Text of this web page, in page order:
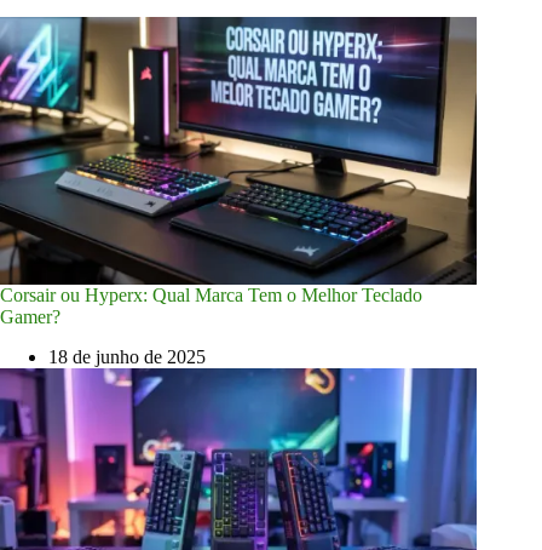
Corsair ou Hyperx: Qual Marca Tem o Melhor Teclado
Gamer?
18 de junho de 2025